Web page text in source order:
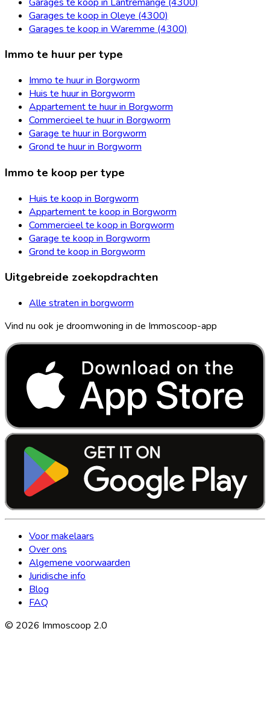
Garages te koop in Oleye (4300)
Garages te koop in Waremme (4300)
Immo te huur per type
Immo te huur in Borgworm
Huis te huur in Borgworm
Appartement te huur in Borgworm
Commercieel te huur in Borgworm
Garage te huur in Borgworm
Grond te huur in Borgworm
Immo te koop per type
Huis te koop in Borgworm
Appartement te koop in Borgworm
Commercieel te koop in Borgworm
Garage te koop in Borgworm
Grond te koop in Borgworm
Uitgebreide zoekopdrachten
Alle straten in borgworm
Vind nu ook je droomwoning in de Immoscoop-app
Voor makelaars
Over ons
Algemene voorwaarden
Juridische info
Blog
FAQ
© 2026 Immoscoop 2.0